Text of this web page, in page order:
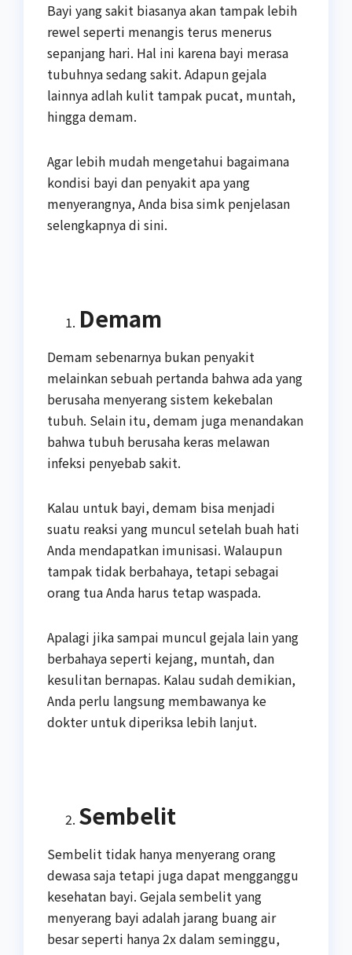
Bayi yang sakit biasanya akan tampak lebih
rewel seperti menangis terus menerus
sepanjang hari. Hal ini karena bayi merasa
tubuhnya sedang sakit. Adapun gejala
lainnya adlah kulit tampak pucat, muntah,
hingga demam.
Agar lebih mudah mengetahui bagaimana
kondisi bayi dan penyakit apa yang
menyerangnya, Anda bisa simk penjelasan
selengkapnya di sini.
Demam
Demam sebenarnya bukan penyakit
melainkan sebuah pertanda bahwa ada yang
berusaha menyerang sistem kekebalan
tubuh. Selain itu, demam juga menandakan
bahwa tubuh berusaha keras melawan
infeksi penyebab sakit.
Kalau untuk bayi, demam bisa menjadi
suatu reaksi yang muncul setelah buah hati
Anda mendapatkan imunisasi. Walaupun
tampak tidak berbahaya, tetapi sebagai
orang tua Anda harus tetap waspada.
Apalagi jika sampai muncul gejala lain yang
berbahaya seperti kejang, muntah, dan
kesulitan bernapas. Kalau sudah demikian,
Anda perlu langsung membawanya ke
dokter untuk diperiksa lebih lanjut.
Sembelit
Sembelit tidak hanya menyerang orang
dewasa saja tetapi juga dapat mengganggu
kesehatan bayi. Gejala sembelit yang
menyerang bayi adalah jarang buang air
besar seperti hanya 2x dalam seminggu,